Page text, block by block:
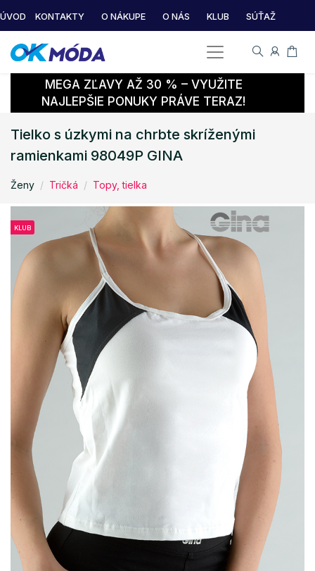
ÚVOD KONTAKTY O NÁKUPE O NÁS KLUB SÚŤAŽ
MEGA ZĽAVY AŽ 30 % – VYUŽITE
NAJLEPŠIE PONUKY PRÁVE TERAZ!
Tielko s úzkymi na chrbte skríženými
ramienkami 98049P GINA
Ženy Tričká Topy, tielka
KLUB